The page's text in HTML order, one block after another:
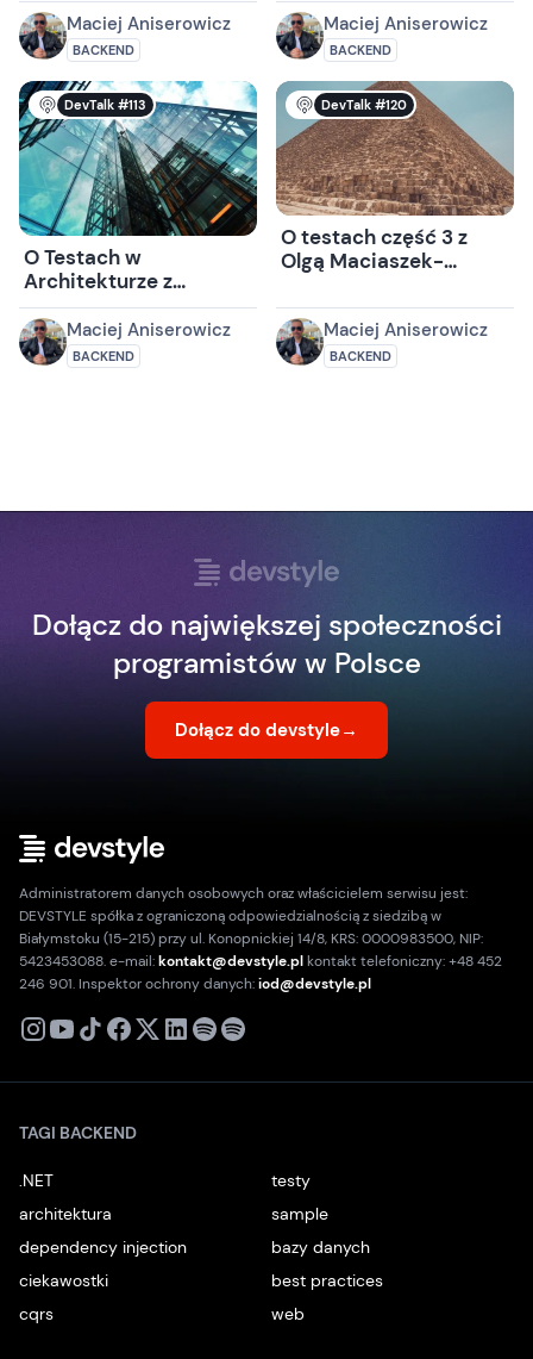
Maciej Aniserowicz
BACKEND
Maciej Aniserowicz
BACKEND
DevTalk #113
O Testach w
Architekturze z
Jakubem Pilimonem
Maciej Aniserowicz
BACKEND
DevTalk #120
O testach część 3 z
Olgą Maciaszek-
Maciej Aniserowicz
BACKEND
Dołącz do największej społeczności
programistów w Polsce
Dołącz do devstyle→
Administratorem danych osobowych oraz właścicielem serwisu jest:
DEVSTYLE spółka z ograniczoną odpowiedzialnością z siedzibą w
Białymstoku (15-215) przy ul. Konopnickiej 14/8, KRS: 0000983500, NIP:
5423453088. e-mail:kontakt@devstyle.plkontakt telefoniczny: +48 452
246 901. Inspektor ochrony danych:iod@devstyle.pl
X
TAGI BACKEND
.NET
testy
architektura
sample
dependency injection
bazy danych
ciekawostki
best practices
cqrs
web